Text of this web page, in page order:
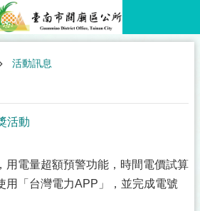
活動訊息
活動
用電量超額預警功能，時間電價試算
用「台灣電力APP」，並完成電號